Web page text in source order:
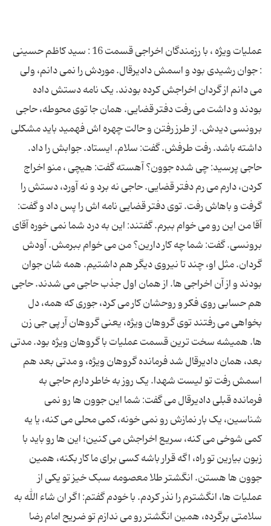
عملیات ویژه ، با رزمندگان اخراجی قسمت 16 : سید کاظم حسینی
: جوان رشیدی بود و اسمش دادیرقال. موردش را نمی دانم، ولی
می دانم از گردان اخراجش کرده بودند. یک نامه دستش داده
بودند و داشت می رفت دفتر قضایی. همان جا توی محوطه، حاجی
برونسی دیدش. از طرز رفتن و حالت چهره اش فهمید باید مشکلی
داشته باشد. رفت طرفش. گفت: سلام. ایستاد. جوابش را داد.
حاجی پرسید: چی شده جوون؟ آهسته گفت: هیچی ، منو اخراج
کردن، دارم می رم دفتر قضایی. حاجی نه برد و نه آورد، دستش را
گرفت و باهاش رفت. توی دفتر قضایی نامه اش را پس داد و گفت:
آقا من این رو می خوام ببرم. گفتند: این به درد شما نمی خوره آقای
برونسی. گفت: شما چه کار دارین؟ من می خوام ببرمش. آودش
گردان. مثل او، چند تا نیروی دیگر هم داشتیم. همه شان جوان
بودند و از آن اخراجی ها. از همان اول جذب حاجی می شدند. حاجی
هم حسابی روی فکر و روحشان کار می کرد، جوری که همه، دل
بخواهی می رفتند توی گروهان ویژه، یعنی گروهان آر پی جی زن
ها. همیشه سخت ترین قسمت عملیات با گروهان ویژه بود. مدتی
بعد، همان دادیرقال شد فرمانده گروهان ویژه، و مدتی بعد هم
اسمش رفت تو لیست شهدا. یک روز به خاطر دارم حاجی به
فرمانده قبلی دادیرقال می گفت: شما این جوون ها رو نمی
شناسین، یک بار نمازش رو نمی خونه، کمی محلی می کنه، یا یه
کمی شوخی می کنه، سریع اخراجش می کنین؛ این ها رو باید با
زبون بیارین تو راه، اگه قرار باشه کسی برای ما کار بکنه، همین
جوون ها هستن. انگشتر طلا معصومه سبک خیز تو یکی از
عملیات ها، انگشترم را نذر کردم. با خودم گفتم: اگر ان شاء الله به
سلامتی برگرده، همین انگشتر رو می ندازم تو ضریح امام رضا